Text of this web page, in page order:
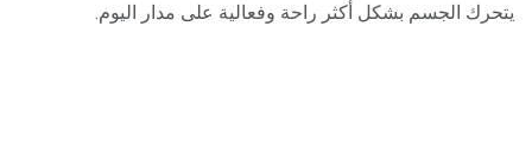
يتحرك الجسم بشكل أكثر راحة وفعالية على مدار اليوم.